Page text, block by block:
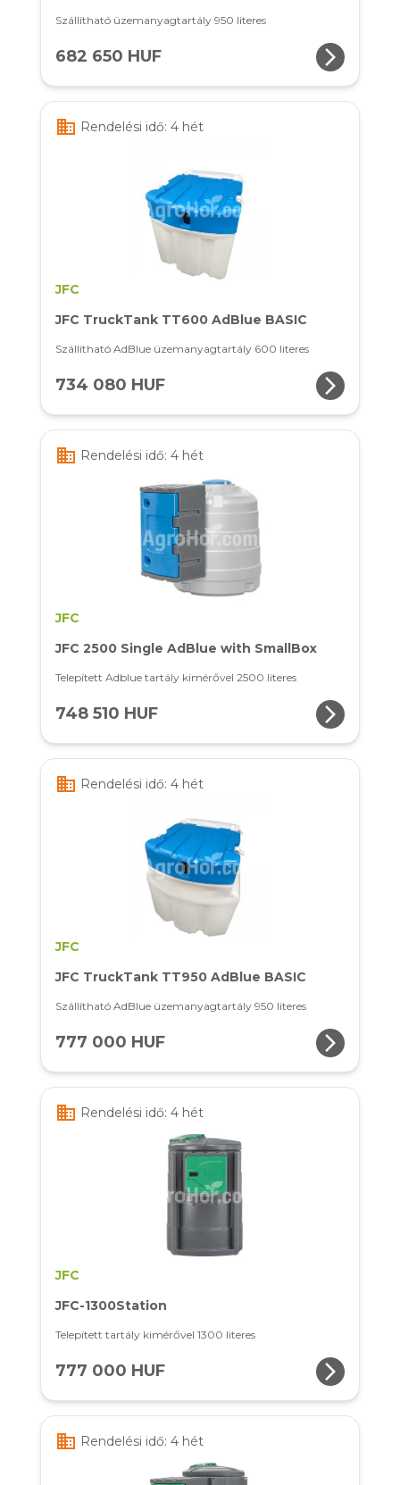
Szállítható üzemanyagtartály 950 literes
682 650 HUF arrow_forward_ios
business Rendelési idő: 4 hét
JFC
JFC TruckTank TT600 AdBlue BASIC
Szállítható AdBlue üzemanyagtartály 600 literes
734 080 HUF arrow_forward_ios
business Rendelési idő: 4 hét
JFC
JFC 2500 Single AdBlue with SmallBox
Telepített Adblue tartály kimérővel 2500 literes
748 510 HUF arrow_forward_ios
business Rendelési idő: 4 hét
JFC
JFC TruckTank TT950 AdBlue BASIC
Szállítható AdBlue üzemanyagtartály 950 literes
777 000 HUF arrow_forward_ios
business Rendelési idő: 4 hét
JFC
JFC-1300Station
Telepített tartály kimérővel 1300 literes
777 000 HUF arrow_forward_ios
business Rendelési idő: 4 hét